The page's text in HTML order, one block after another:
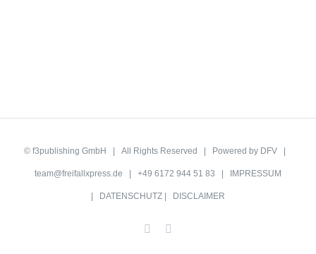
© f3publishing GmbH | All Rights Reserved | Powered by DFV
team@freifallxpress.de | +49 6172 944 51 83 | IMPRESSUM
DATENSCHUTZ DISCLAIMER
Facebook